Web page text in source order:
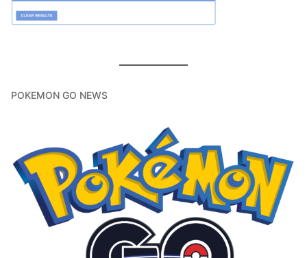
POKEMON GO NEWS